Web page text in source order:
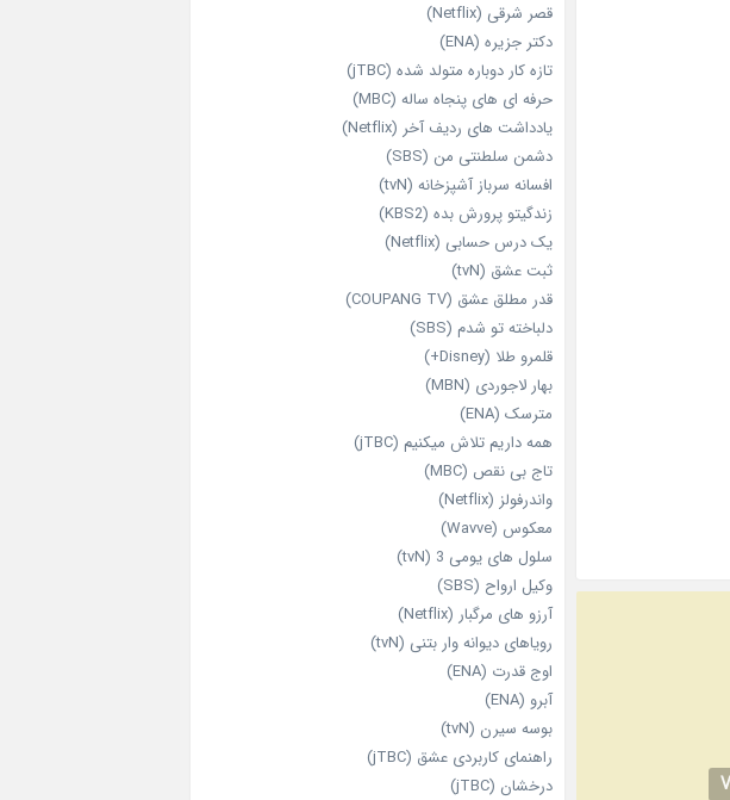
قصر شرقی (Netflix)
دکتر جزیره (ENA)
تازه‌ کار دوباره‌ متولد شده (jTBC)
حرفه‌ ای‌ های پنجاه‌ ساله (MBC)
یادداشت‌ های ردیف آخر (Netflix)
دشمن سلطنتی من (SBS)
افسانه سرباز آشپزخانه (tvN)
زندگیتو پرورش بده (KBS2)
یک درس حسابی (Netflix)
ثبت عشق (tvN)
قدر مطلق عشق (COUPANG TV)
دلباخته تو شدم (SBS)
قلمرو طلا (Disney+)
بهار لاجوردی (MBN)
مترسک (ENA)
همه داریم تلاش میکنیم (jTBC)
تاج بی‌ نقص (MBC)
واندرفولز (Netflix)
معکوس (Wavve)
سلول های یومی 3 (tvN)
وکیل ارواح (SBS)
آرزو های مرگبار (Netflix)
رویاهای دیوانه‌ وار بتنی (tvN)
اوج قدرت (ENA)
آبرو (ENA)
بوسه سیرن (tvN)
راهنمای کاربردی عشق (jTBC)
درخشان (jTBC)